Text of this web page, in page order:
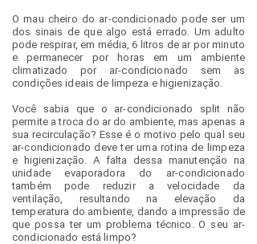
O mau cheiro do ar-condicionado pode ser um
dos sinais de que algo está errado. Um adulto
pode respirar, em média, 6 litros de ar por minuto
e permanecer por horas em um ambiente
climatizado por ar-condicionado sem as
condições ideais de limpeza e higienização.
Você sabia que o ar-condicionado split não
permite a troca do ar do ambiente, mas apenas a
sua recirculação? Esse é o motivo pelo qual seu
ar-condicionado deve ter uma rotina de limpeza
e higienização. ​A falta dessa manutenção na
unidade evaporadora do ar-condicionado
também pode reduzir a velocidade da
ventilação, resultando na elevação da
temperatura do ambiente, dando a impressão de
que possa ter um problema técnico. O seu ar-
condicionado está limpo?